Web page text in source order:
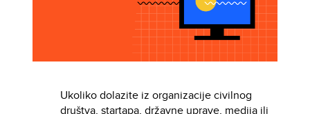
Ukoliko dolazite iz organizacije civilnog
društva, startapa, državne uprave, medija ili